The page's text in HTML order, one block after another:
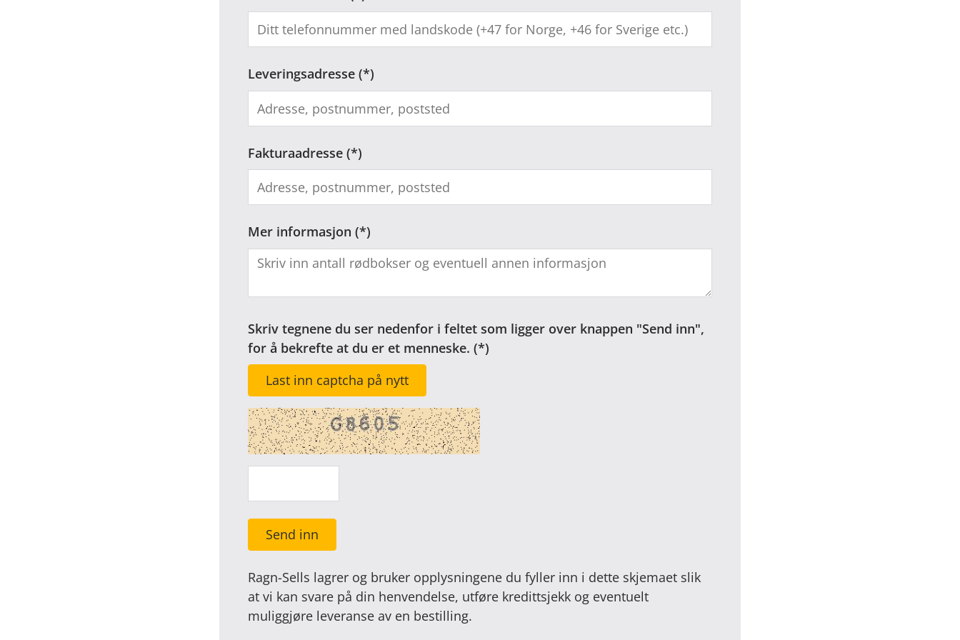
Leveringsadresse
Fakturaadresse
Mer informasjon
Skriv tegnene du ser nedenfor i feltet som ligger over knappen "Send inn",
for å bekrefte at du er et menneske.
Last inn captcha på nytt
Send inn
Ragn-Sells lagrer og bruker opplysningene du fyller inn i dette skjemaet slik
at vi kan svare på din henvendelse, utføre kredittsjekk og eventuelt
muliggjøre leveranse av en bestilling.